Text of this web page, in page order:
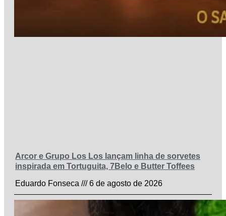
Arcor e Grupo Los Los lançam linha de sorvetes
inspirada em Tortuguita, 7Belo e Butter Toffees
Eduardo Fonseca
6 de agosto de 2026